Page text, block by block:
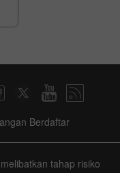
Berdaftar
tahap risiko